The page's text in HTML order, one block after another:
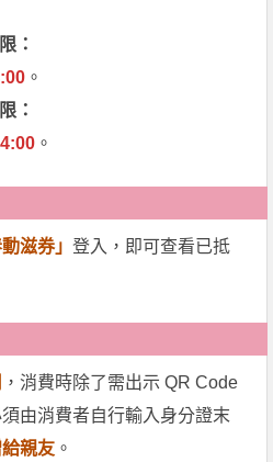
：
。
：
。
動滋券」登入，即可查看已抵
，消費時除了需出示 QR Code
由消費者自行輸入身分證末
親友 。